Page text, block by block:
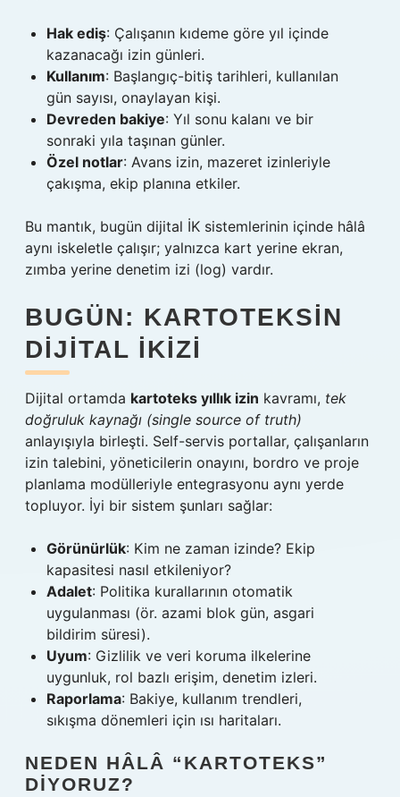
Hak ediş: Çalışanın kıdeme göre yıl içinde
kazanacağı izin günleri.
Kullanım: Başlangıç-bitiş tarihleri, kullanılan
gün sayısı, onaylayan kişi.
Devreden bakiye: Yıl sonu kalanı ve bir
sonraki yıla taşınan günler.
Özel notlar: Avans izin, mazeret izinleriyle
çakışma, ekip planına etkiler.
Bu mantık, bugün dijital İK sistemlerinin içinde hâlâ
aynı iskeletle çalışır; yalnızca kart yerine ekran,
zımba yerine denetim izi (log) vardır.
BUGÜN: KARTOTEKSIN
DIJITAL İKIZI
Dijital ortamda kartoteks yıllık izin kavramı, tek
doğruluk kaynağı (single source of truth)
anlayışıyla birleşti. Self-servis portallar, çalışanların
izin talebini, yöneticilerin onayını, bordro ve proje
planlama modülleriyle entegrasyonu aynı yerde
topluyor. İyi bir sistem şunları sağlar:
Görünürlük: Kim ne zaman izinde? Ekip
kapasitesi nasıl etkileniyor?
Adalet: Politika kurallarının otomatik
uygulanması (ör. azami blok gün, asgari
bildirim süresi).
Uyum: Gizlilik ve veri koruma ilkelerine
uygunluk, rol bazlı erişim, denetim izleri.
Raporlama: Bakiye, kullanım trendleri,
sıkışma dönemleri için ısı haritaları.
NEDEN HÂLÂ “KARTOTEKS”
DIYORUZ?